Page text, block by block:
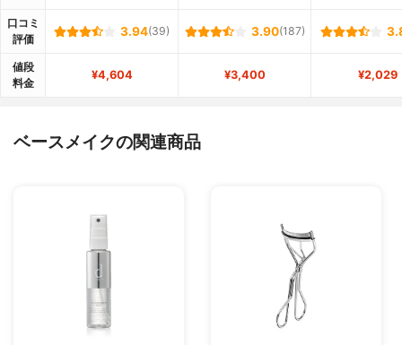
口コミ
評価
3.94(39) 3.90(187)
値段
料金
¥4,604 ¥3,400 ¥2,029
ベースメイクの関連商品